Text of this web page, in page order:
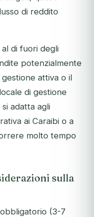
di reddito
di fuori degli
potenzialmente
attiva o il
di gestione
adatta agli
ai Caraibi o a
molto tempo
sulla
(3-7